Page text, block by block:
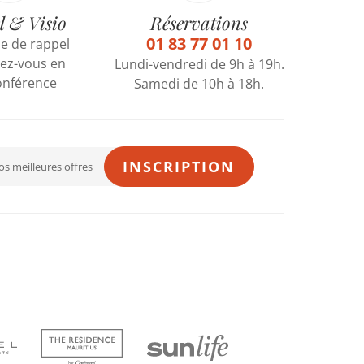
& Visio
de rappel
vous en
Réservations
01 83 77 01 10
Lundi-vendredi de 9h à 19h.
Samedi de 10h à 18h.
INSCRIPTION